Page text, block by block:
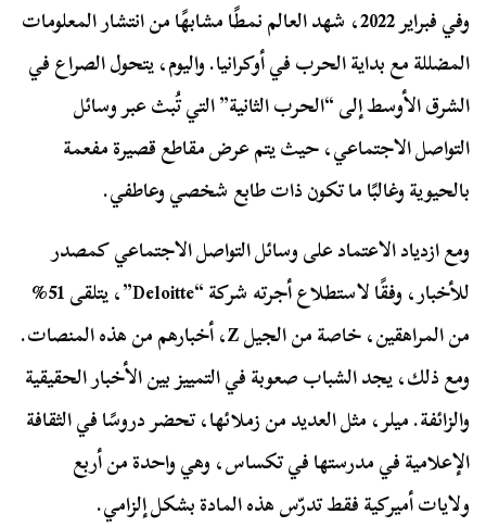
وفي فبراير 2022، شهد العالم نمطًا مشابهًا من انتشار المعلومات
المضللة مع بداية الحرب في أوكرانيا. واليوم، يتحول الصراع في
الشرق الأوسط إلى “الحرب الثانية” التي تُبث عبر وسائل
التواصل الاجتماعي، حيث يتم عرض مقاطع قصيرة مفعمة
بالحيوية وغالبًا ما تكون ذات طابع شخصي وعاطفي.
ومع ازدياد الاعتماد على وسائل التواصل الاجتماعي كمصدر
للأخبار، وفقًا لاستطلاع أجرته شركة “Deloitte”، يتلقى 51%
من المراهقين، خاصة من الجيل Z، أخبارهم من هذه المنصات.
ومع ذلك، يجد الشباب صعوبة في التمييز بين الأخبار الحقيقية
والزائفة. ميلر، مثل العديد من زملائها، تحضر دروسًا في الثقافة
الإعلامية في مدرستها في تكساس، وهي واحدة من أربع
ولايات أميركية فقط تدرّس هذه المادة بشكل إلزامي.